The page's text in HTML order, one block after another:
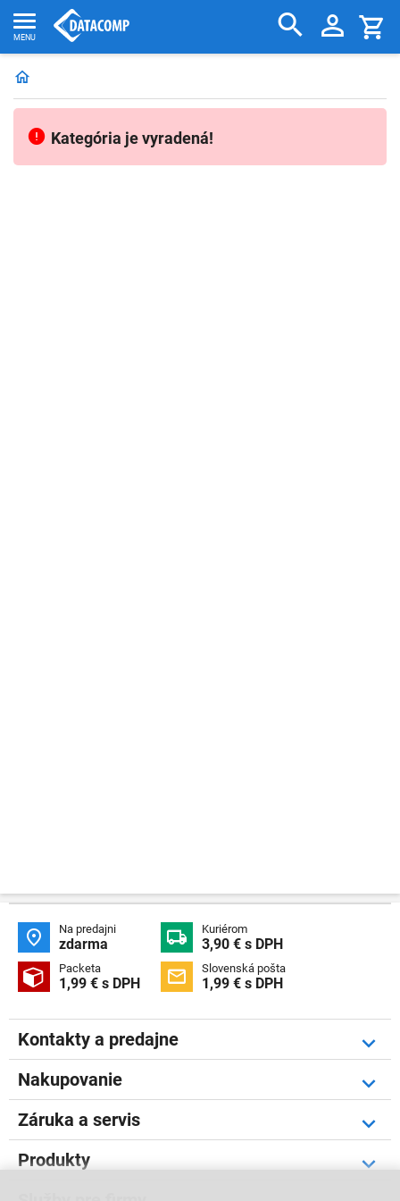
Kategória je vyradená!
 Na predajni
zdarma  Kuriérom
3,90 € s DPH
 Packeta
1,99 € s DPH  Slovenská pošta
1,99 € s DPH
Kontakty a predajne
Nakupovanie
Záruka a servis
Produkty